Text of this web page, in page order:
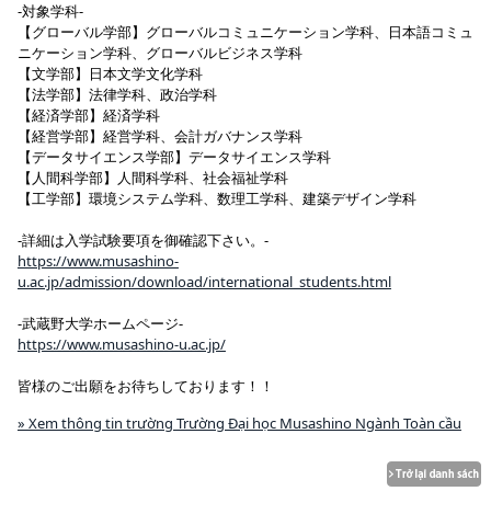
-対象学科-
【グローバル学部】グローバルコミュニケーション学科、日本語コミュ
ニケーション学科、グローバルビジネス学科
【文学部】日本文学文化学科
【法学部】法律学科、政治学科
【経済学部】経済学科
【経営学部】経営学科、会計ガバナンス学科
【データサイエンス学部】データサイエンス学科
【人間科学部】人間科学科、社会福祉学科
【工学部】環境システム学科、数理工学科、建築デザイン学科
-詳細は入学試験要項を御確認下さい。-
https://www.musashino-
u.ac.jp/admission/download/international_students.html
-武蔵野大学ホームページ-
https://www.musashino-u.ac.jp/
皆様のご出願をお待ちしております！！
» Xem thông tin trường Trường Đại học Musashino Ngành Toàn cầu